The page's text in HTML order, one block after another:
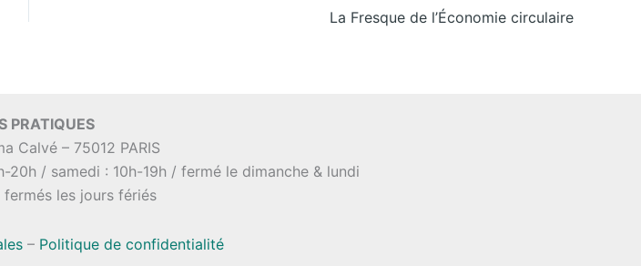
La Fresque de l’Économie circulaire
PRATIQUES
Calvé – 75012 PARIS
20h / samedi : 10h-19h / fermé le dimanche & lundi
fermés les jours fériés
– Politique de confidentialité